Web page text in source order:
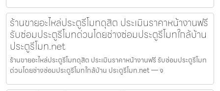
ร้านขายอะไหล่ประตูรีโมทดุสิต ประเมินราคาหน้างานฟรี
รับซ่อมประตูรีโมทด่วนโดยช่างซ่อมประตูรีโมทใกล้บ้าน
ประตูรีโมท.net
ร้านขายอะไหล่ประตูรีโมทดุสิต ประเมินราคาหน้างานฟรี รับซ่อมประตูรีโมท
ด่วนโดยช่างซ่อมประตูรีโมทใกล้บ้าน ประตูรีโมท.net — จ